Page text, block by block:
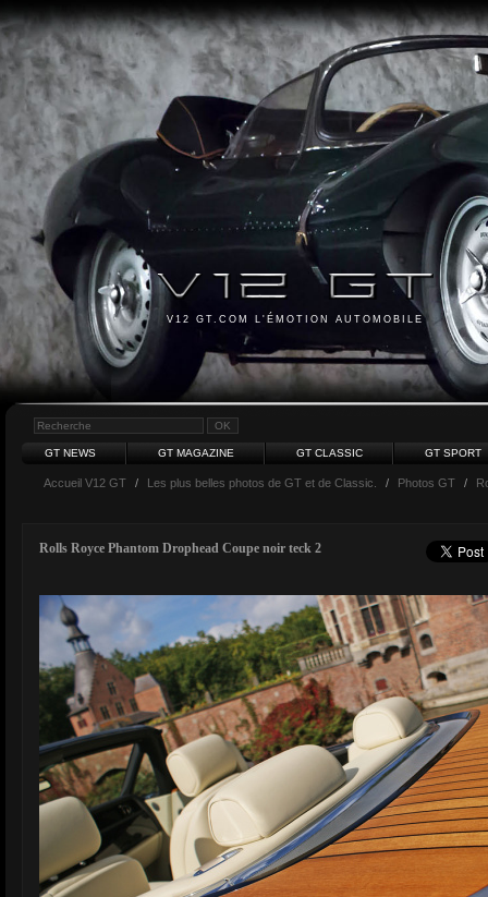
V12 GT.COM L'ÉMOTION AUTOMOBILE
GT NEWS GT MAGAZINE GT CLASSIC GT SPORT
Accueil V12 GT / Les plus belles photos de GT et de Classic. / Photos GT /
Rolls Royce Phantom Drophead Coupe noir teck 2